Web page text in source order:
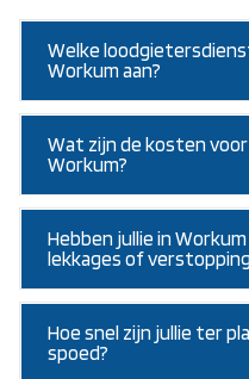
Welke
Workum aan?
Wat zijn de kosten
Workum?
Hebben jullie in
lekkages of
Hoe snel zijn jullie ter
spoed?